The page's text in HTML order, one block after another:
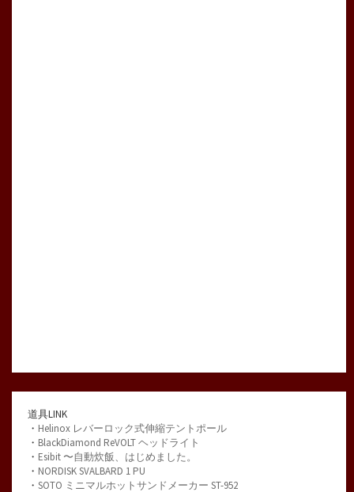
道具LINK
・ Helinox レバーロック式伸縮テントポール
・ BlackDiamond ReVOLT ヘッドライト
・ Esibit 〜自動炊飯、はじめました。
・ NORDISK SVALBARD 1 PU
・ SOTO ミニマルホットサンドメーカー ST-952